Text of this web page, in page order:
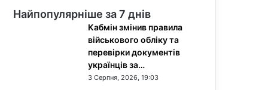
Найпопулярніше за 7 днів
Кабмін змінив правила
військового обліку та
перевірки документів
українців за…
3 Серпня, 2026, 19:03